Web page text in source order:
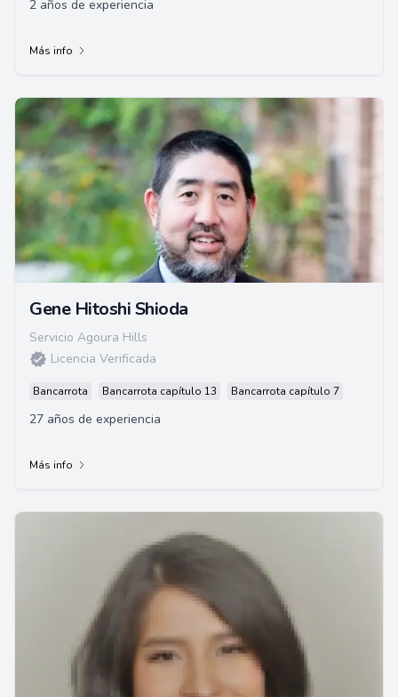
2 años de experiencia
Más info
Gene Hitoshi Shioda
Servicio Agoura Hills
Licencia Verificada
Bancarrota Bancarrota capítulo 13 Bancarrota capítulo 7
27 años de experiencia
Más info